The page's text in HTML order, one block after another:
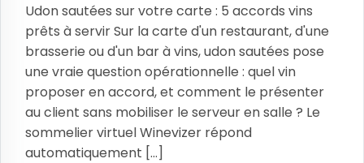
Udon sautées sur votre carte : 5 accords vins
prêts à servir Sur la carte d'un restaurant, d'une
brasserie ou d'un bar à vins, udon sautées pose
une vraie question opérationnelle : quel vin
proposer en accord, et comment le présenter
au client sans mobiliser le serveur en salle ? Le
sommelier virtuel Winevizer répond
automatiquement [...]